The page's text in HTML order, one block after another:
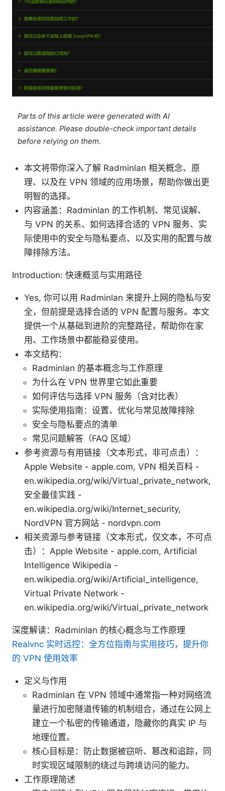
Parts of this article were generated with AI
assistance. Please double-check important details
before relying on them.
本文将带你深入了解 Radminlan 相关概念、原
理、以及在 VPN 领域的应用场景，帮助你做出更
明智的选择。
内容涵盖：Radminlan 的工作机制、常见误解、
与 VPN 的关系、如何选择合适的 VPN 服务、实
际使用中的安全与隐私要点、以及实用的配置与故
障排除方法。
Introduction: 快速概览与实用路径
Yes, 你可以用 Radminlan 来提升上网的隐私与安
全，但前提是选择合适的 VPN 配置与服务。本文
提供一个从基础到进阶的完整路径，帮助你在家
用、工作场景中都能稳妥使用。
本文结构：
Radminlan 的基本概念与工作原理
为什么在 VPN 世界里它如此重要
如何评估与选择 VPN 服务（含对比表）
实际使用指南：设置、优化与常见故障排除
安全与隐私要点的清单
常见问题解答（FAQ 区域）
参考资源与有用链接（文本形式，非可点击）：
Apple Website - apple.com, VPN 相关百科 -
en.wikipedia.org/wiki/Virtual_private_network,
安全最佳实践 -
en.wikipedia.org/wiki/Internet_security,
NordVPN 官方网站 - nordvpn.com
相关资源与参考链接（文本形式，仅文本，不可点
击）：Apple Website - apple.com, Artificial
Intelligence Wikipedia -
en.wikipedia.org/wiki/Artificial_intelligence,
Virtual Private Network -
en.wikipedia.org/wiki/Virtual_private_network
深度解读：Radminlan 的核心概念与工作原理
Realvnc 实时远控：全方位指南与实用技巧，提升你
的 VPN 使用效率
定义与作用
Radminlan 在 VPN 领域中通常指一种对网络流
量进行加密隧道传输的机制组合，通过在公网上
建立一个私密的传输通道，隐藏你的真实 IP 与
地理位置。
核心目标是：防止数据被窃听、篡改和追踪，同
时实现区域限制的绕过与跨境访问的能力。
工作原理简述